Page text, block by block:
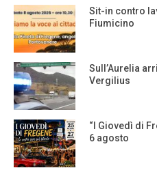
Sit-in contro
Fiumicino
Sull’Aurelia
Vergilius
“I Giovedì di
6 agosto